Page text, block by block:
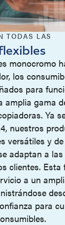
TODAS LAS
monocromo
los
para
amplia gama
Ya
nuestros
versátiles y
adaptan a
clientes. Esta
a un
para